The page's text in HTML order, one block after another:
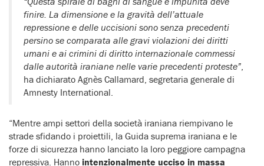
finire. La dimensione e la gravità dell’attuale
repressione e delle uccisioni sono senza precedenti
persino se comparata alle gravi violazioni dei diritti
umani e ai crimini di diritto internazionale commessi
dalle autorità iraniane nelle varie precedenti proteste”
ha dichiarato Agnès Callamard, segretaria generale di
Amnesty International.
“Mentre ampi settori della società iraniana riempivano le
strade sfidando i proiettili, la Guida suprema iraniana e le
forze di sicurezza hanno lanciato la loro peggiore campagna
repressiva. Hanno intenzionalmente ucciso in massa